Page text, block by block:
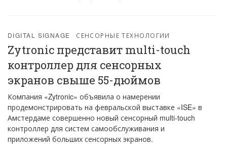
DIGITAL SIGNAGE СЕНСОРНЫЕ ТЕХНОЛОГИИ
Zytronic представит multi-touch
контроллер для сенсорных
экранов свыше 55-дюймов
Компания «Zytronic» объявила о намерении
продемонстрировать на февральской выставке «ISE» в
Амстердаме совершенно новый сенсорный multi-touch
контроллер для систем самообслуживания и
приложений больших сенсорных экранов.